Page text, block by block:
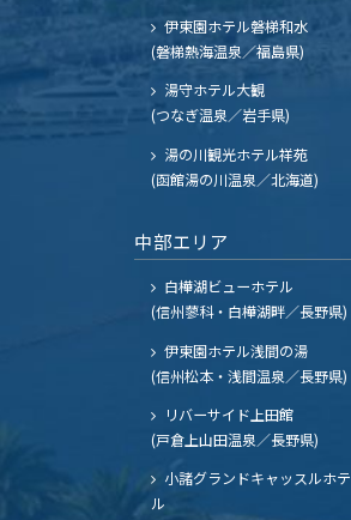
伊東園ホテル磐梯和水
(磐梯熱海温泉／福島県)
湯守ホテル大観
(つなぎ温泉／岩手県)
湯の川観光ホテル祥苑
(函館湯の川温泉／北海道)
中部エリア
白樺湖ビューホテル
(信州蓼科・白樺湖畔／長野県)
伊東園ホテル浅間の湯
(信州松本・浅間温泉／長野県)
リバーサイド上田館
(戸倉上山田温泉／長野県)
小諸グランドキャッスルホテ
ル